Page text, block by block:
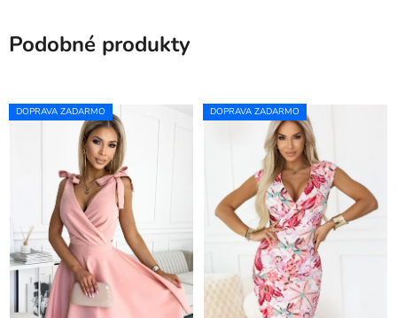
Podobné produkty
DOPRAVA ZADARMO DOPRAVA ZADARMO